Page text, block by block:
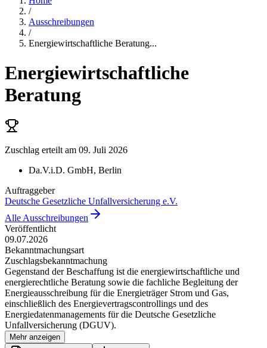
/
Ausschreibungen
/
Energiewirtschaftliche Beratung...
Energiewirtschaftliche
Beratung
Zuschlag erteilt am 09. Juli 2026
Da.V.i.D. GmbH, Berlin
Auftraggeber
Deutsche Gesetzliche Unfallversicherung e.V.
Alle Ausschreibungen
Veröffentlicht
09.07.2026
Bekanntmachungsart
Zuschlagsbekanntmachung
Gegenstand der Beschaffung ist die energiewirtschaftliche und
energierechtliche Beratung sowie die fachliche Begleitung der
Energieausschreibung für die Energieträger Strom und Gas,
einschließlich des Energievertragscontrollings und des
Energiedatenmanagements für die Deutsche Gesetzliche
Unfallversicherung (DGUV).
Mehr anzeigen